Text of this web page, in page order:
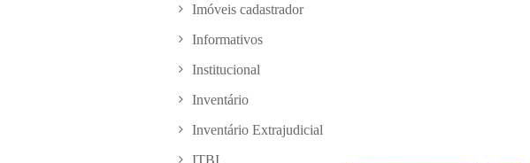
Imóveis cadastrador
Informativos
Institucional
Inventário
Inventário Extrajudicial
ITBI